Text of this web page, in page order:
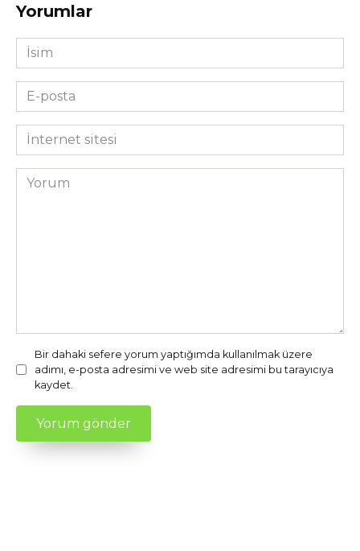
Yorumlar
İsim
*
E-
posta
*İnternet
sitesi
Yorum
Bir dahaki sefere yorum yaptığımda kullanılmak üzere
adımı, e-posta adresimi ve web site adresimi bu tarayıcıya
kaydet.